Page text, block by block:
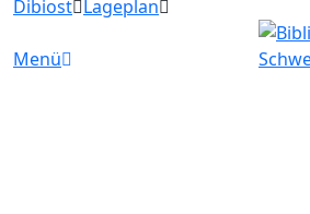
Dibiost Lageplan
Menü